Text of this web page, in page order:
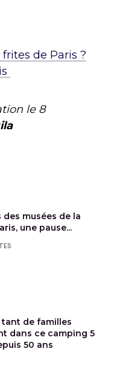
de Paris ?
le 8
des musées de la
une pause...
de familles
dans ce camping 5
50 ans